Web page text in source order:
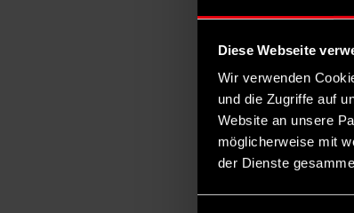
Diese Webseite
Wir verwenden
und die Zugriffe auf
Website an unsere
möglicherweise mit
der Dienste